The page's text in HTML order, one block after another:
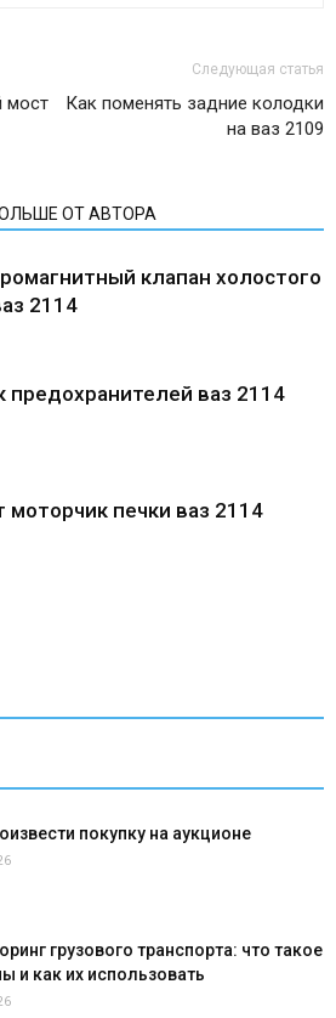
мост
Следующая статья
Как поменять задние колодки
на ваз 2109
ОТ АВТОРА
клапан холостого
2114
предохранителей ваз 2114
моторчик печки ваз 2114
покупку на аукционе
грузового транспорта: что такое
и как их использовать